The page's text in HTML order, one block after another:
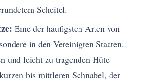
Scheitel.
Eine der häufigsten Arten von
in den Vereinigten Staaten.
und leicht zu tragenden Hüte
bis mittleren Schnabel, der